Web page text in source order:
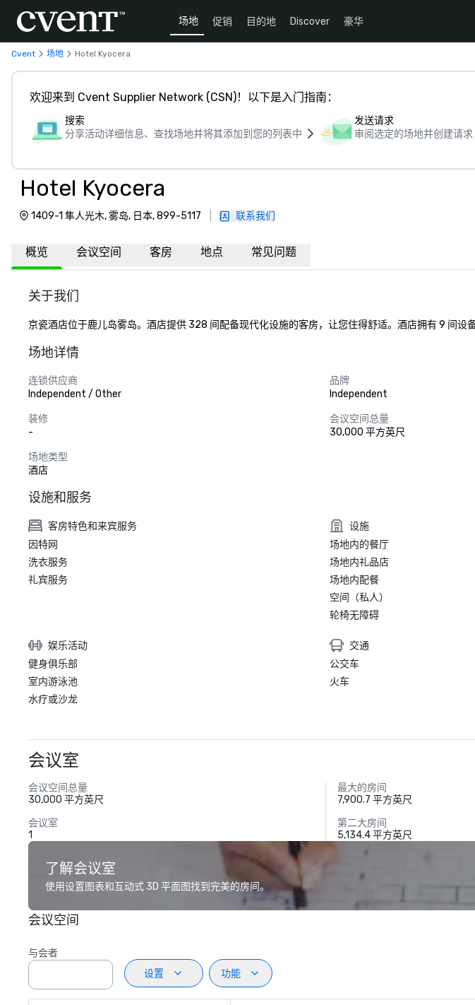
场地 促销 目的地 Discover 豪华
Cvent 场地 Hotel Kyocera
欢迎来到 Cvent Supplier Network (CSN)！以下是入门指南：
搜索
分享活动详细信息、查找场地并将其添加到您的列表中
发送请求
审阅选定的场地并创建请求
Hotel Kyocera
1409-1 隼人光木, 雾岛, 日本, 899-5117 联系我们
概览 会议空间 客房 地点 常见问题
关于我们
京瓷酒店位于鹿儿岛雾岛。酒店提供 328 间配备现代化设施的客房，让您住得舒适。酒店拥有 9 间设
场地详情
连锁供应商
Independent / Other
品牌
Independent
装修
-
会议空间总量
30,000 平方英尺
场地类型
酒店
设施和服务
客房特色和来宾服务
因特网
洗衣服务
礼宾服务
设施
场地内的餐厅
场地内礼品店
场地内配餐
空间（私人）
轮椅无障碍
娱乐活动
健身俱乐部
室内游泳池
水疗或沙龙
交通
公交车
火车
会议室
会议空间总量
30,000 平方英尺
最大的房间
7,900.7 平方英尺
会议室
1
第二大房间
5,134.4 平方英尺
了解会议室
使用设置图表和互动式 3D 平面图找到完美的房间。
会议空间
与会者
设置
功能